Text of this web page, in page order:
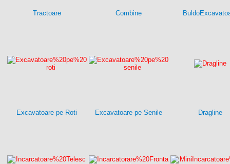
Tractoare Combine
Excavatoare pe Roti Excavatoare pe Senile Dragline